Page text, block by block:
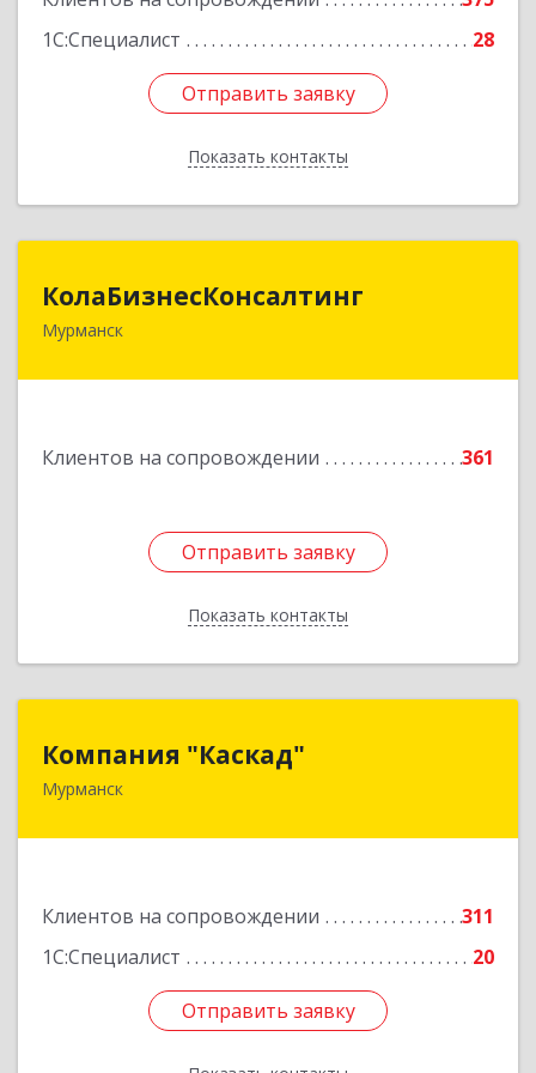
1С:Специалист
28
Отправить заявку
Показать контакты
Отправить заявку
Назад
КолаБизнесКонсалтинг
Мурманск
Клиентов на сопровождении 361
Отправить заявку
Показать контакты
Отправить заявку
Назад
Компания "Каскад"
Мурманск
Клиентов на сопровождении
311
1С:Специалист
20
Отправить заявку
183038, Мурманская обл, Мурманск г, Бабикова
Отправить заявку